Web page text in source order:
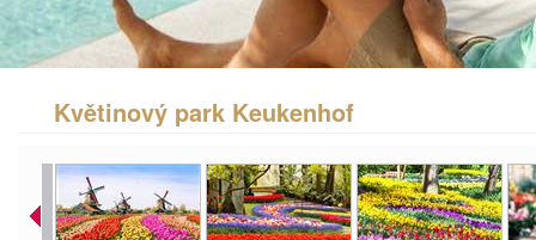
Květinový park Keukenhof